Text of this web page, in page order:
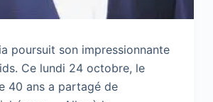
poursuit son impressionnante
Ce lundi 24 octobre, le
40 ans a partagé de